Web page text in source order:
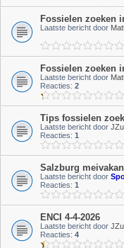
Fossielen zoeken
Laatste bericht door
Fossielen zoeken
Laatste bericht door
Reacties: 2
Tips fossielen
Laatste bericht door
Reacties: 1
Salzburg
Laatste bericht door
Reacties: 1
ENCI 4-4-2026
Laatste bericht door
Reacties: 4